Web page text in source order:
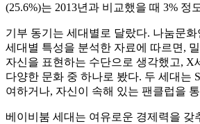
(25.6%)는 2013년과 비교했을 때 3% 정
기부 동기는 세대별로 달랐다. 나눔문
세대별 특성을 분석한 자료에 따르면,
자신을 표현하는 수단으로 생각했고, X
다양한 문화 중 하나로 봤다. 두 세대는
여하거나, 자신이 속해 있는 팬클럽을
베이비붐 세대는 여유로운 경제력을 갖